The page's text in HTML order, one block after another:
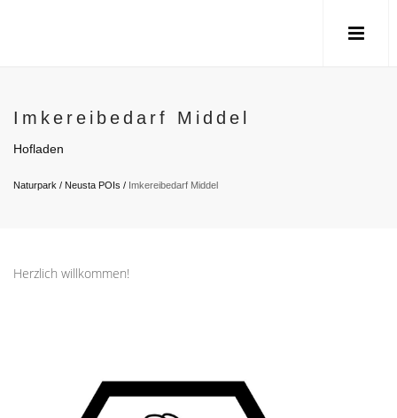
Imkereibedarf Middel
Hofladen
Naturpark / Neusta POIs / Imkereibedarf Middel
Herzlich willkommen!